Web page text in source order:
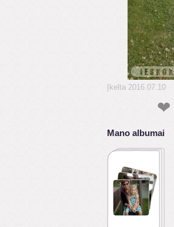
Įkelta 2016.07.10
❤
Mano albumai